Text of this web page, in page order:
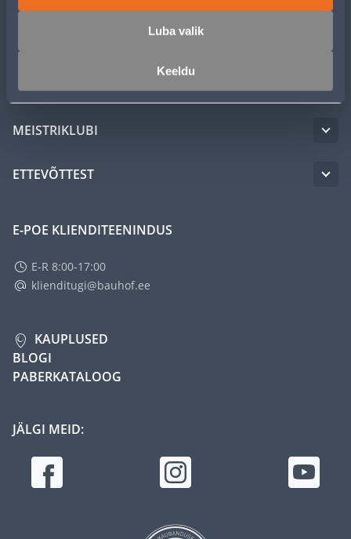
Luba valik
Keeldu
TEENUSED
MEISTRIKLUBI
ETTEVÕTTEST
E-POE KLIENDITEENINDUS
E-R 8:00-17:00
klienditugi@bauhof.ee
KAUPLUSED
BLOGI
PABERKATALOOG
JÄLGI MEID: